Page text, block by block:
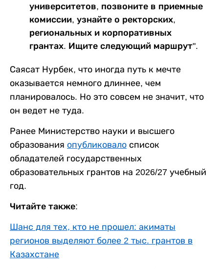
университетов, позвоните в приемные
комиссии, узнайте о ректорских,
региональных и корпоративных
грантах. Ищите следующий маршрут".
Саясат Нурбек, что иногда путь к мечте
оказывается немного длиннее, чем
планировалось. Но это совсем не значит, что
он ведет не туда.
Ранее Министерство науки и высшего
образования опубликовало список
обладателей государственных
образовательных грантов на 2026/27 учебный
год.
Читайте также:
Шанс для тех, кто не прошел: акиматы
регионов выделяют более 2 тыс. грантов в
Казахстане